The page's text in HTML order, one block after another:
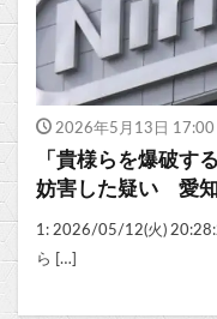
2026年5月13日 17:00
「貴様らを爆破す
妨害した疑い 愛
1: 2026/05/12(火)
ら […]